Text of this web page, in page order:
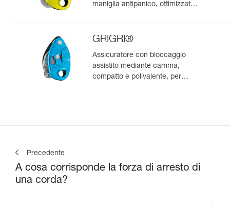
maniglia antipanico, ottimizzato
GRIGRI®
Assicuratore con bloccaggio
assistito mediante camma,
compatto e polivalente, per
Precedente
A cosa corrisponde la forza di arresto di
una corda?